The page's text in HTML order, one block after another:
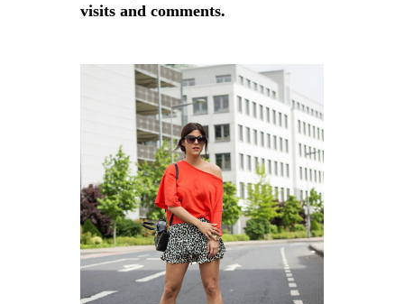
visits and comments.